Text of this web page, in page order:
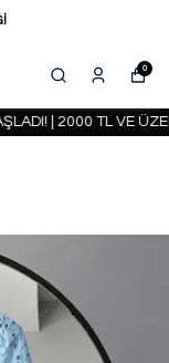
0
| 2000 TL VE ÜZERİ